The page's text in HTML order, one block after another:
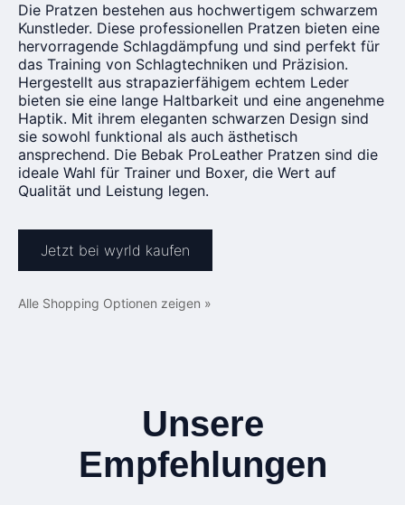
Die Pratzen bestehen aus hochwertigem schwarzem
Kunstleder. Diese professionellen Pratzen bieten eine
hervorragende Schlagdämpfung und sind perfekt für
das Training von Schlagtechniken und Präzision.
Hergestellt aus strapazierfähigem echtem Leder
bieten sie eine lange Haltbarkeit und eine angenehme
Haptik. Mit ihrem eleganten schwarzen Design sind
sie sowohl funktional als auch ästhetisch
ansprechend. Die Bebak ProLeather Pratzen sind die
ideale Wahl für Trainer und Boxer, die Wert auf
Qualität und Leistung legen.
Jetzt bei wyrld kaufen
Alle Shopping Optionen zeigen »
Unsere
Empfehlungen